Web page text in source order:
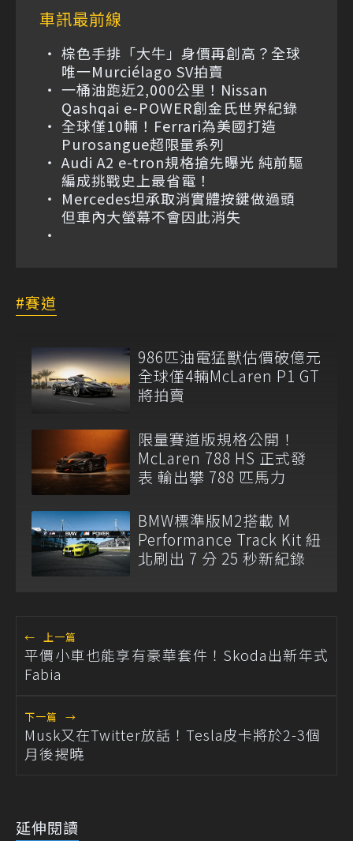
車訊最前線
棕色手排「大牛」身價再創高？全球
唯一Murciélago SV拍賣
一桶油跑近2,000公里！Nissan
Qashqai e-POWER創金氏世界紀錄
全球僅10輛！Ferrari為美國打造
Purosangue超限量系列
Audi A2 e-tron規格搶先曝光 純前驅
編成挑戰史上最省電！
Mercedes坦承取消實體按鍵做過頭
但車內大螢幕不會因此消失
賽道
986匹油電猛獸估價破億元
全球僅4輛McLaren P1 GT
將拍賣
限量賽道版規格公開！
McLaren 788 HS 正式發
表 輸出攀 788 匹馬力
BMW標準版M2搭載 M
Performance Track Kit 紐
北刷出 7 分 25 秒新紀錄
← 上一篇
平價小車也能享有豪華套件！Skoda出新年式
Fabia
下一篇 →
Musk又在Twitter放話！Tesla皮卡將於2-3個
月後揭曉
延伸閱讀